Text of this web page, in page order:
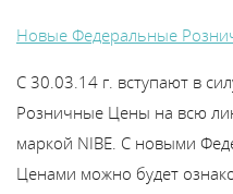
Найти магазин
Новые Федеральные
С 30.03.14 г. вступают в
Розничные Цены на всю
маркой NIBE. С новыми
Ценами можно будет